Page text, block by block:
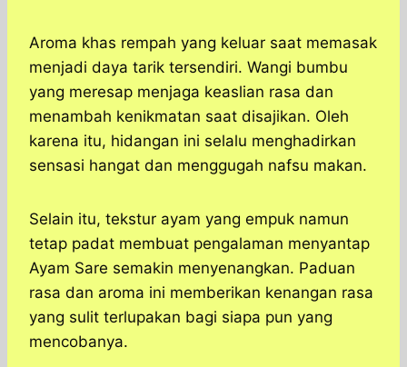
Aroma khas rempah yang keluar saat memasak
menjadi daya tarik tersendiri. Wangi bumbu
yang meresap menjaga keaslian rasa dan
menambah kenikmatan saat disajikan. Oleh
karena itu, hidangan ini selalu menghadirkan
sensasi hangat dan menggugah nafsu makan.
Selain itu, tekstur ayam yang empuk namun
tetap padat membuat pengalaman menyantap
Ayam Sare semakin menyenangkan. Paduan
rasa dan aroma ini memberikan kenangan rasa
yang sulit terlupakan bagi siapa pun yang
mencobanya.